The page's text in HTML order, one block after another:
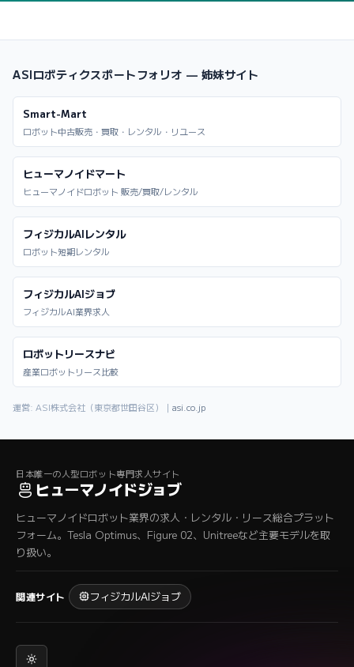
ASIロボティクスポートフォリオ — 姉妹サイト
Smart-Mart
ロボット中古販売・買取・レンタル・リユース
ヒューマノイドマート
ヒューマノイドロボット 販売/買取/レンタル
フィジカルAIレンタル
ロボット短期レンタル
フィジカルAIジョブ
フィジカルAI業界求人
ロボットリースナビ
産業ロボットリース比較
運営: ASI株式会社（東京都世田谷区）｜ asi.co.jp
日本唯一の人型ロボット専門求人サイト
ヒューマノイドジョブ
ヒューマノイドロボット業界の求人・レンタル・リース総合プラット
フォーム。Tesla Optimus、Figure 02、Unitreeなど主要モデルを取
り扱い。
関連サイト フィジカルAIジョブ